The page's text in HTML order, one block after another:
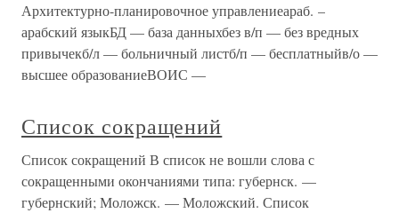
Архитектурно-планировочное управлениеараб. –
арабский языкБД — база данныхбез в/п — без вредных
привычекб/л — больничный листб/п — бесплатныйв/о —
высшее образованиеВОИС —
Список сокращений
Список сокращений В список не вошли слова с
сокращенными окончаниями типа: губернск. —
губернский; Моложск. — Моложский. Список